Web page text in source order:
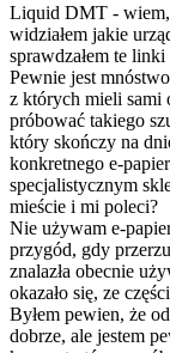
Liquid DMT - wiem,
widziałem jakie
sprawdzałem te
Pewnie jest
z których mieli sami
próbować takiego
który skończy na
konkretnego e-
specjalistycznym
mieście i mi poleci?
Nie używam e-
przygód, gdy
znalazła obecnie
okazało się, ze
Byłem pewien, że
dobrze, ale jestem